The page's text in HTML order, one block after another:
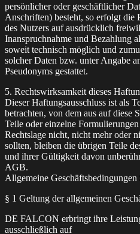
persönlicher oder geschäftlicher
Anschriften) besteht, so erfolgt die
des Nutzers auf ausdrücklich
Inanspruchnahme und Bezahlung
soweit technisch möglich und
solcher Daten bzw. unter Angabe
Pseudonyms gestattet.
5. Rechtswirksamkeit dieses
Dieser Haftungsausschluss ist als
betrachten, von dem aus auf diese
Teile oder einzelne
Rechtslage nicht, nicht mehr oder
sollten, bleiben die übrigen Teile
und ihrer Gültigkeit davon
AGB.
Allgemeine Geschäftsbedingungen
§ 1 Geltung der allgemeinen
DE FALCON erbringt ihre
ausschließlich auf